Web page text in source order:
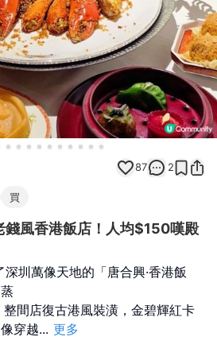
87 2
買
錢風香港飯店！人均$150嘆殿
圳萬像天地的「唐合興·香港飯
間店復古港風裝潢，金碧輝紅卡
穿越... 更多